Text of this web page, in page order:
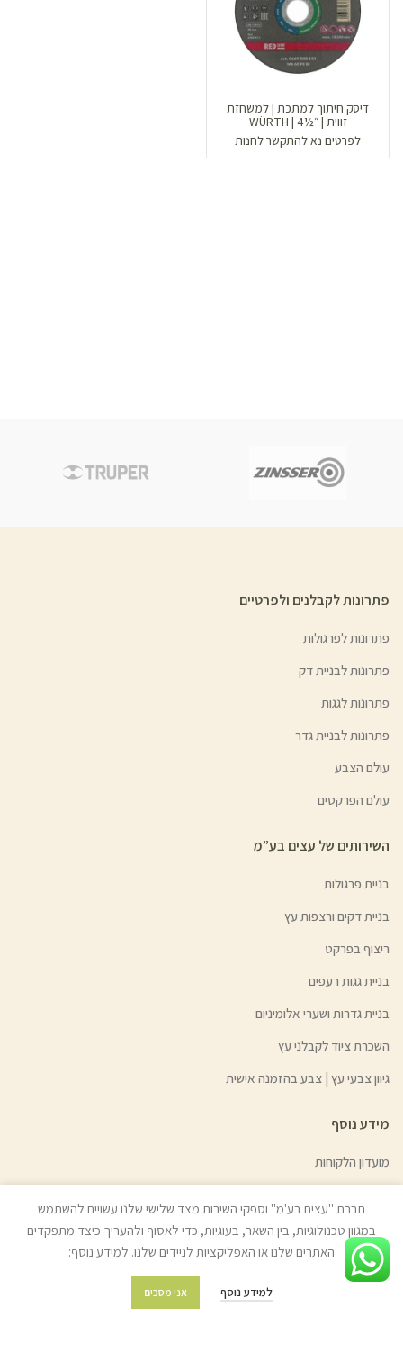
דיסק חיתוך למתכת | למשחזת
זווית | ״½4 | WÜRTH
לפרטים נא להתקשר לחנות
פתרונות לקבלנים ולפרטיים
פתרונות לפרגולות
פתרונות לבניית דק
פתרונות לגגות
פתרונות לבניית גדר
עולם הצבע
עולם הפרקטים
השירותים של עצים בע”מ
בניית פרגולות
בניית דקים ורצפות עץ
ריצוף בפרקט
בניית גגות רעפים
בניית גדרות ושערי אלומיניום
השכרת ציוד לקבלני עץ
גיוון צבעי עץ | צבע בהזמנה אישית
מידע נוסף
מועדון הלקוחות
מדיניות החזרת מוצרים
שאלות ותשובות
חברת "עצים בע'מ" וספקי השירות מצד שלישי שלנו עשויים להשתמש
במגוון טכנולוגיות, בין השאר, בעוגיות, כדי לאסוף ולהעריך כיצד מתפקדים
האתרים שלנו או האפליקציות לניידים שלנו. למידע נוסף:
למידע נוסף אני מסכים